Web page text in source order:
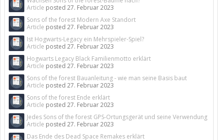
Article posted 27. Februar 2023
Sons of the forest Modern Axe Standort
Article posted 27. Februar 2023
Ist Hogwarts-Legacy ein Mehrspieler-Spiel?
Article posted 27. Februar 2023
Hogwarts Legacy Black Familienmotto erklärt
Article posted 27. Februar 2023
Sons of the forest Bauanleitung - wie man seine Basis baut
Article posted 27. Februar 2023
Sons of the forest Ende erklärt
Article posted 27. Februar 2023
Jedes Sons of the forest GPS-Ortungsgerät und seine Verwendung
Article posted 27. Februar 2023
Das Ende des Dead Space Remakes erklärt